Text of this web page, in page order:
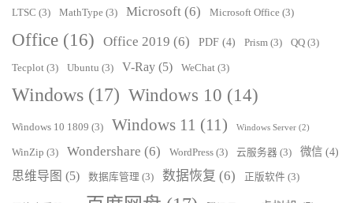
LTSC (3) MathType (3) Microsoft (6) Microsoft Office (3)
Office (16) Office 2019 (6) PDF (4) Prism (3) QQ (3)
Tecplot (3) Ubuntu (3) V-Ray (5) WeChat (3)
Windows (17) Windows 10 (14)
Windows 10 1809 (3) Windows 11 (11) Windows Server (2)
WinZip (3) Wondershare (6) WordPress (3) 云服务器 (3) 微信 (4)
思维导图 (5) 数据库管理 (3) 数据恢复 (6) 正版软件 (3)